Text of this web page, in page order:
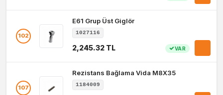
102
E61 Grup Üst Giglör
1027116
2,245.32 TL VAR
107
Rezistans Bağlama Vida M8X35
1184009